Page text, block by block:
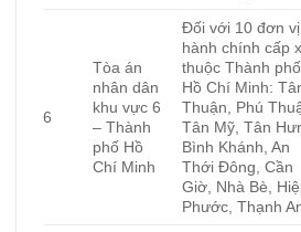
6
Tòa án
nhân dân
khu vực 6
– Thành
phố Hồ
Chí Minh
Đối với 10 đơn vị
hành chính cấp
thuộc Thành phố
Hồ Chí Minh:
Thuận, Phú
Tân Mỹ, Tân
Bình Khánh, An
Thới Đông, Cần
Giờ, Nhà Bè,
Phước, Thạnh